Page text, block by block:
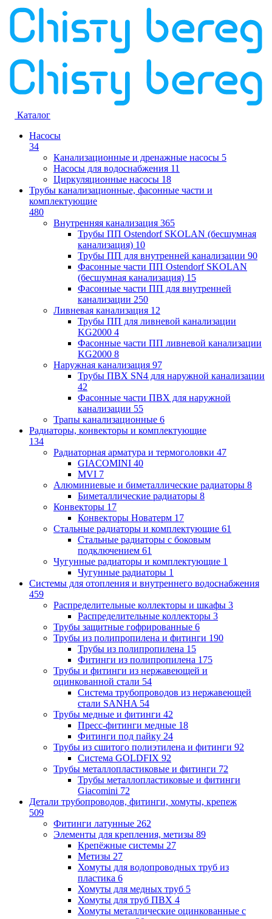
Каталог
Насосы
34
Канализационные и дренажные насосы 5
Насосы для водоснабжения 11
Циркуляционные насосы 18
Трубы канализационные, фасонные части и
комплектующие
480
Внутренняя канализация 365
Трубы ПП Ostendorf SKOLAN (бесшумная
канализация) 10
Трубы ПП для внутренней канализации 90
Фасонные части ПП Ostendorf SKOLAN
(бесшумная канализация) 15
Фасонные части ПП для внутренней
канализации 250
Ливневая канализация 12
Трубы ПП для ливневой канализации
KG2000 4
Фасонные части ПП ливневой канализации
KG2000 8
Наружная канализация 97
Трубы ПВХ SN4 для наружной канализации
42
Фасонные части ПВХ для наружной
канализации 55
Трапы канализационные 6
Радиаторы, конвекторы и комплектующие
134
Радиаторная арматура и термоголовки 47
GIACOMINI 40
MVI 7
Алюминиевые и биметаллические радиаторы 8
Биметаллические радиаторы 8
Конвекторы 17
Конвекторы Новатерм 17
Стальные радиаторы и комплектующие 61
Стальные радиаторы с боковым
подключением 61
Чугунные радиаторы и комплектующие 1
Чугунные радиаторы 1
Системы для отопления и внутреннего водоснабжения
459
Распределительные коллекторы и шкафы 3
Распределительные коллекторы 3
Трубы защитные гофрированные 6
Трубы из полипропилена и фитинги 190
Трубы из полипропилена 15
Фитинги из полипропилена 175
Трубы и фитинги из нержавеющей и
оцинкованной стали 54
Система трубопроводов из нержавеющей
стали SANHA 54
Трубы медные и фитинги 42
Пресс-фитинги медные 18
Фитинги под пайку 24
Трубы из сшитого полиэтилена и фитинги 92
Система GOLDFIX 92
Трубы металлопластиковые и фитинги 72
Трубы металлопластиковые и фитинги
Giacomini 72
Детали трубопроводов, фитинги, хомуты, крепеж
509
Фитинги латунные 262
Элементы для крепления, метизы 89
Крепёжные системы 27
Метизы 27
Хомуты для водопроводных труб из
пластика 6
Хомуты для медных труб 5
Хомуты для труб ПВХ 4
Хомуты металлические оцинкованные с